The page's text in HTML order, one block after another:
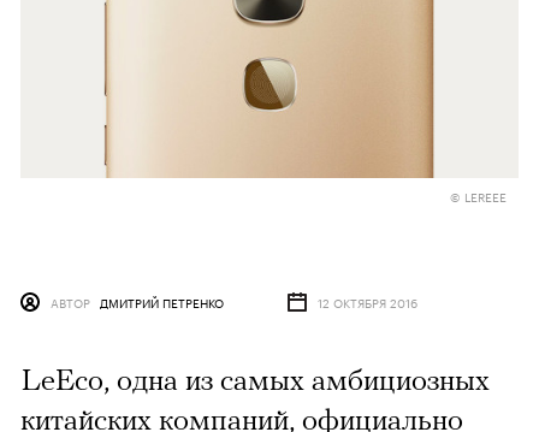
© LEREEE
АВТОР ДМИТРИЙ ПЕТРЕНКО 12 ОКТЯБРЯ 2016
LeEco, одна из самых амбициозных
китайских компаний, официально